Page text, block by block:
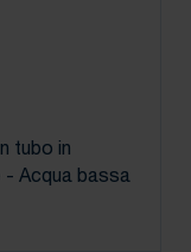
tubo in
- Acqua bassa